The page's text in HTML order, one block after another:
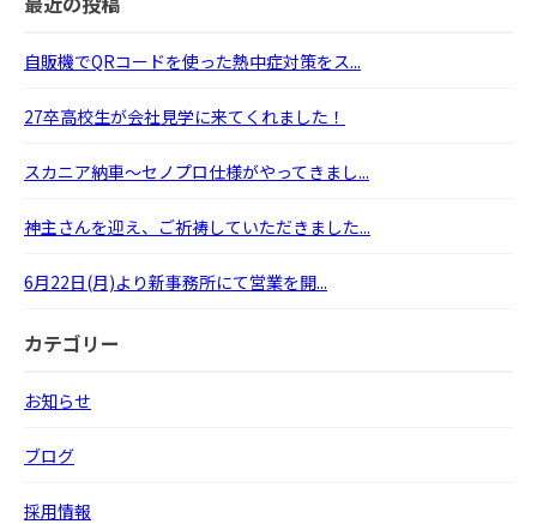
自販機でQRコードを使った熱中症対策をス...
27卒高校生が会社見学に来てくれました！
スカニア納車～セノプロ仕様がやってきまし...
神主さんを迎え、ご祈祷していただきました...
6月22日(月)より新事務所にて営業を開...
カテゴリー
お知らせ
ブログ
採用情報